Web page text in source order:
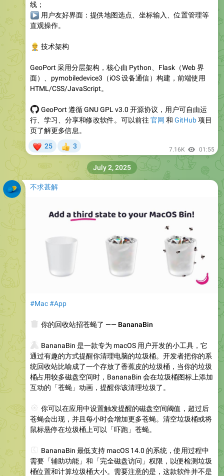
线；
用户友好界面：提供地图选点、坐标输入、位置管理等
直观操作。
技术架构
GeoPort 采用分层架构，核心由 Python、Flask（Web 界
面）、pymobiledevice3（iOS 设备通信）构建，前端使用
HTML/CSS/JavaScript。
GeoPort 遵循 GNU GPL v3.0 开源协议，用户可自由运
行、学习、分享和修改软件。可以前往 官网 和 GitHub项目
页了解更多信息。
25 3 7.16K 01:55
不求甚解
#Mac#App
你的回收站招苍蝇了 —— BananaBin
BananaBin 是一款专为 macOS 用户开发的小工具，它
通过有趣的方式提醒你清理电脑的垃圾桶。开发者把你的系
统回收站比喻成了一个存放了香蕉皮的垃圾桶，当你的垃圾
桶占用较多磁盘空间时，BananaBin 会在垃圾桶图标上添加
互动的「苍蝇」动画，提醒你该清理垃圾了。
你可以在应用中设置触发提醒的磁盘空间阈值，超过后
苍蝇会出现，并且每小时会增加更多苍蝇。清空垃圾桶或将
鼠标悬停在垃圾桶上可以「吓跑」苍蝇。
BananaBin 最低支持 macOS 14.0 的系统，使用过程中
需要「辅助功能」和「完全磁盘访问」权限，以便检测垃圾
桶位置和计算垃圾桶大小。需要注意的是，这款软件并不是
July 2, 2025